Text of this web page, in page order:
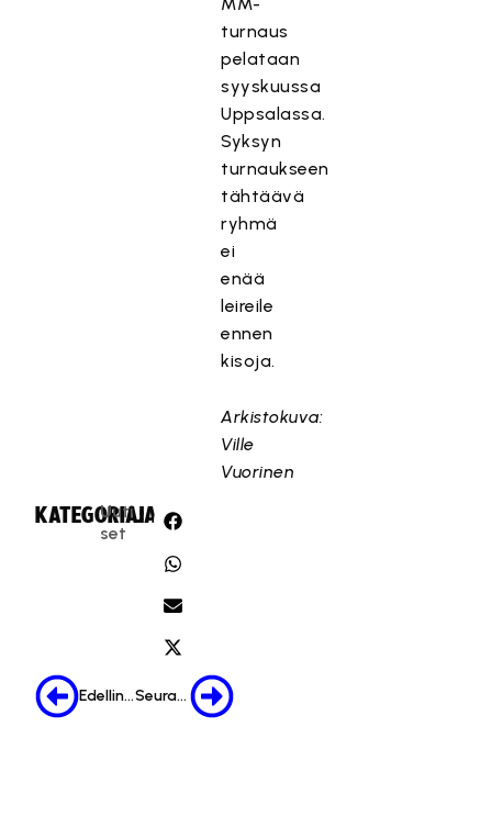
turnaus
pelataan
syyskuussa
Uppsalassa.
Syksyn
turnaukseen
tähtäävä
ryhmä
ei
enää
leireile
ennen
kisoja.
Arkistokuva:
Ville
Vuorinen
KATEGORIA:
Uuti
set
JAA:
Edellinen Seuraava